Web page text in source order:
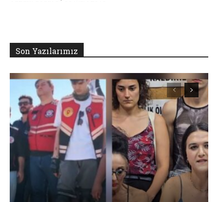
Son Yazılarımız